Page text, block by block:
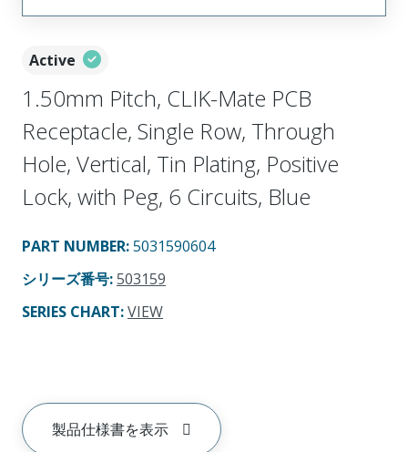
Active
1.50mm Pitch, CLIK-Mate PCB
Receptacle, Single Row, Through
Hole, Vertical, Tin Plating, Positive
Lock, with Peg, 6 Circuits, Blue
PART NUMBER:5031590604
シリーズ番号:503159
SERIES CHART:VIEW
製品仕様書を表示